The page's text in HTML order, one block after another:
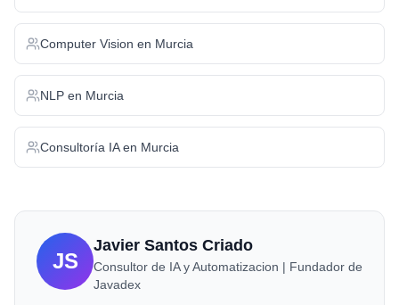
Computer Vision en Murcia
NLP en Murcia
Consultoría IAen Murcia
JS
Javier Santos Criado
Consultor de IA y Automatizacion | Fundador de
Javadex